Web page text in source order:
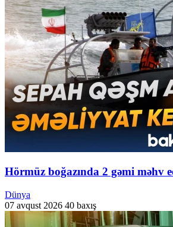
Hörmüz boğazında 2 gəmi məhv
Dünya
07 avqust 2026 40 baxış